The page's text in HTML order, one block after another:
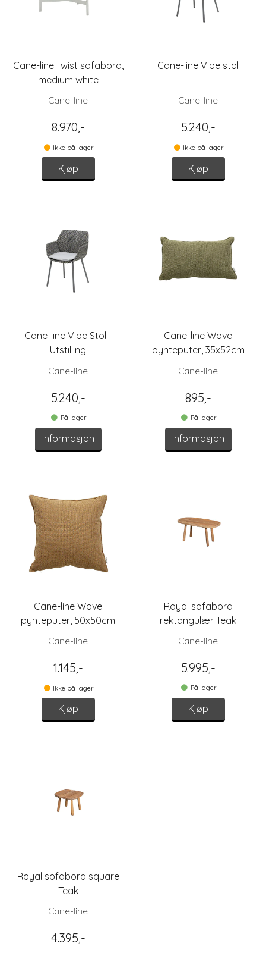
Cane-line Twist sofabord,
medium white
Cane-line
8.970,-
Ikke på lager
Kjøp
Cane-line Vibe stol
Cane-line
5.240,-
Ikke på lager
Kjøp
Cane-line Vibe Stol -
Utstilling
Cane-line
5.240,-
På lager
Informasjon
Cane-line Wove
pynteputer, 35x52cm
Cane-line
895,-
På lager
Informasjon
Cane-line Wove
pynteputer, 50x50cm
Cane-line
1.145,-
Ikke på lager
Kjøp
Royal sofabord
rektangulær Teak
Cane-line
5.995,-
På lager
Kjøp
Royal sofabord square
Teak
Cane-line
4.395,-